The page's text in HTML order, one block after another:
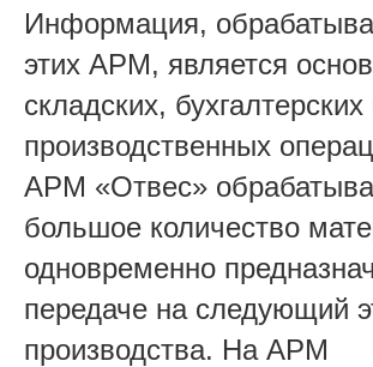
Информация,
этих АРМ, является
складских, бухгалтерских
производственных
АРМ «Отвес»
большое количество
одновременно
передаче на следующий
производства. На АРМ